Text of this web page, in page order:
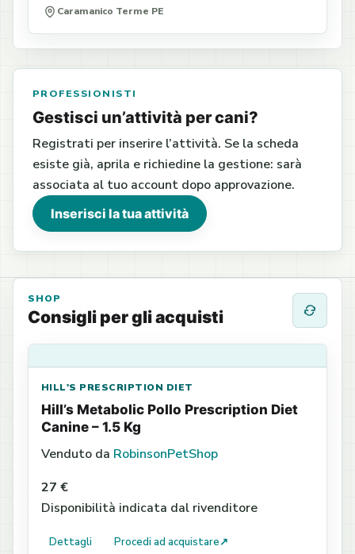
Caramanico Terme PE
PROFESSIONISTI
Gestisci un’attività per cani?
Registrati per inserire l’attività. Se la scheda
esiste già, aprila e richiedine la gestione: sarà
associata al tuo account dopo approvazione.
Inserisci la tua attività
SHOP
Consigli per gli acquisti
HILL'S PRESCRIPTION DIET
Hill’s Metabolic Pollo Prescription Diet
Canine – 1.5 Kg
Venduto da RobinsonPetShop
27 €
Disponibilità indicata dal rivenditore
Dettagli Procedi ad acquistare↗